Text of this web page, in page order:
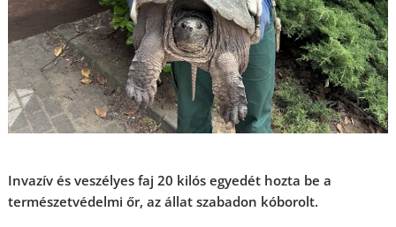
Invazív és veszélyes faj 20 kilós egyedét hozta be a
természetvédelmi őr, az állat szabadon kóborolt.